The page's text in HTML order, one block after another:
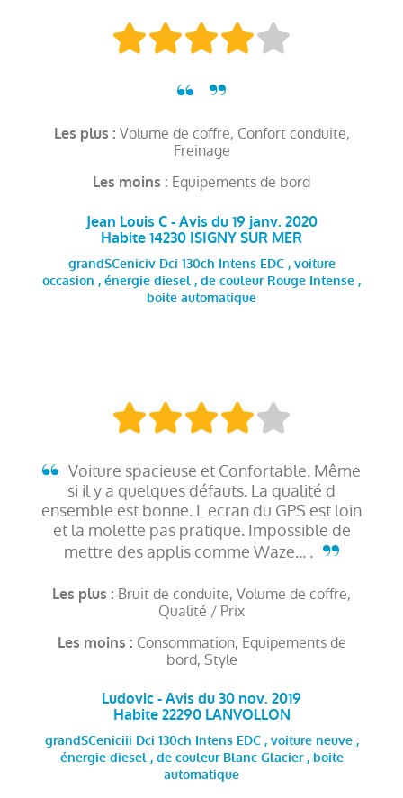
Les plus : Volume de coffre, Confort conduite,
Freinage
Les moins : Equipements de bord
Jean Louis C - Avis du 19 janv. 2020
Habite 14230 ISIGNY SUR MER
grandSCeniciv Dci 130ch Intens EDC , voiture
occasion , énergie diesel , de couleur Rouge Intense ,
boite automatique
Voiture spacieuse et Confortable. Même
si il y a quelques défauts. La qualité d
ensemble est bonne. L ecran du GPS est loin
et la molette pas pratique. Impossible de
mettre des applis comme Waze... .
Les plus : Bruit de conduite, Volume de coffre,
Qualité / Prix
Les moins : Consommation, Equipements de
bord, Style
Ludovic - Avis du 30 nov. 2019
Habite 22290 LANVOLLON
grandSCeniciii Dci 130ch Intens EDC , voiture neuve ,
énergie diesel , de couleur Blanc Glacier , boite
automatique